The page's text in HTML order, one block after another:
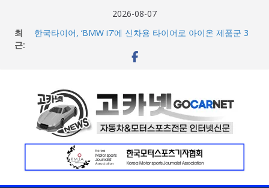
2026-08-07
최
근:
한국타이어, ‘BMW i7’에 신차용 타이어로 아이온 제품군 3
애스턴마틴, 1960~70년대 클래식 컬러 재해석한 ‘헤리티지
레이션 트림 52% 차지
아우디, 405일 만에 완성한 초고성능 슈퍼카 ‘누볼라리’ 제
작 비하인드 영상 공개
[신차] 가주 레이싱, 주행 성능 강화한 ‘GR86’ 부분변경 모델
공개… 일본서 28일 계약 개시